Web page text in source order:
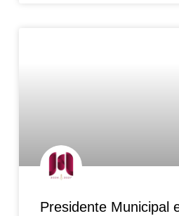
Presidente Municipal